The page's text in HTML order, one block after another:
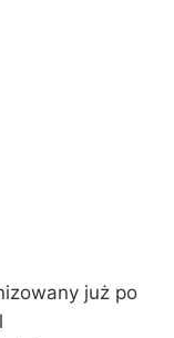
już po